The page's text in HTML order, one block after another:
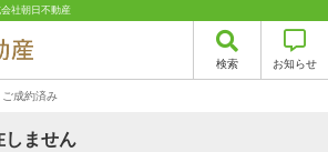
社朝日不動産
検索 お知らせ
ご成約済み
しません